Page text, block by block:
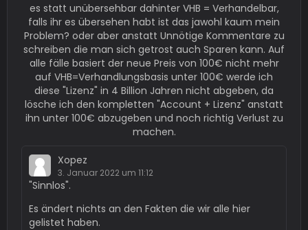
es statt unübersehbar dahinter VHB = Verhandelbar,
falls ihr es übersehen habt ist das jawohl kaum mein
Problem? oder aber anstatt Unnötige Kommentare zu
schreiben die man sich getrost auch Sparen kann. Auf
alle fälle basiert der neue Preis von 100€ nicht mehr
auf VHB=Verhandlungsbasis unter 100€ werde ich
diese "Lizenz" in 4 Billion Jahren nicht abgeben, da
lösche ich den kompletten "Account + Lizenz" anstatt
ihn unter 100€ abzugeben und noch richtig Verlust zu
machen.
Xopez
3. Januar 2022 um 11:12
"Sinnlos".
Es ändert nichts an den Fakten die wir alle hier
gelistet haben.